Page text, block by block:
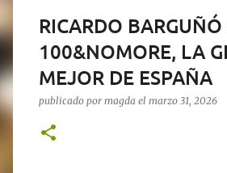
RICARDO
100&NOMORE, LA
MEJOR DE ESPAÑA
publicado por magda el marzo 31, 2026